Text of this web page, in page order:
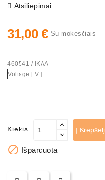
Atsiliepimai
31,00 € Su mokesčiais
460541 / IKAA
Voltage [ V ]
Kiekis Į Krepšelį
 Išparduota